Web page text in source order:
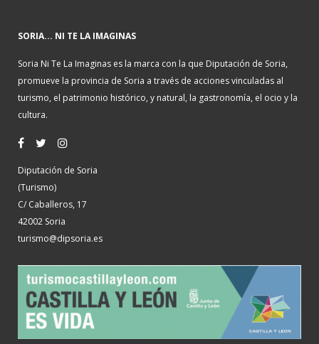
SORIA... NI TE LA IMAGINAS
Soria Ni Te La Imaginas es la marca con la que Diputación de Soria,
promueve la provincia de Soria a través de acciones vinculadas al
turismo, el patrimonio histórico, y natural, la gastronomía, el ocio y la
cultura.
Diputación de Soria
(Turismo)
C/ Caballeros, 17
42002 Soria
turismo@dipsoria.es